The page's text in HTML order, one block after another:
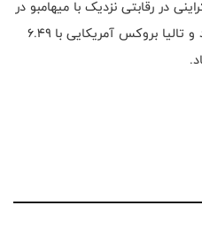
در رقابتی نزدیک با میهامبو در
نهایت با ۶.۶۴ متر نایب قهرمان شد و تالیا بروکس آمریکایی با ۶.۴۹